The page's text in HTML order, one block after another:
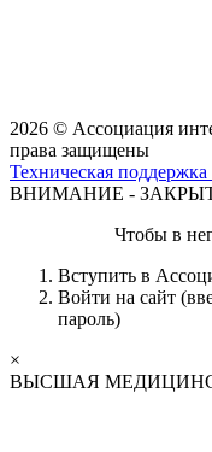
2026 © Ассоциация
права защищены
Техническая поддержка
ВНИМАНИЕ -
Чтобы в
Вступить в
Войти на сайт
пароль)
×
ВЫСШАЯ